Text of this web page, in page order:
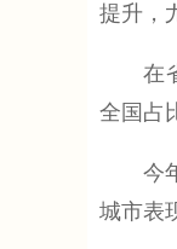
提升，
在省
全国占
今年
城市表